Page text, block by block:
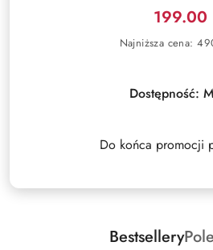
Cena
199.00
Najniższa
30
dni
Najniższa cena:
Dostępność:
Do końca promocji
Bestsellery